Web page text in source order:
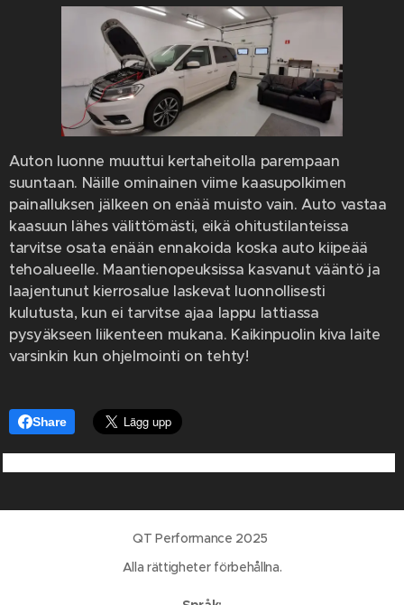
Auton luonne muuttui kertaheitolla parempaan
suuntaan. Näille ominainen viime kaasupolkimen
painalluksen jälkeen on enää muisto vain. Auto vastaa
kaasuun lähes välittömästi, eikä ohitustilanteissa
tarvitse osata enään ennakoida koska auto kiipeää
tehoalueelle. Maantienopeuksissa kasvanut vääntö ja
laajentunut kierrosalue laskevat luonnollisesti
kulutusta, kun ei tarvitse ajaa lappu lattiassa
pysyäkseen liikenteen mukana. Kaikinpuolin kiva laite
varsinkin kun ohjelmointi on tehty!
Share
QT Performance 2025
Alla rättigheter förbehållna.